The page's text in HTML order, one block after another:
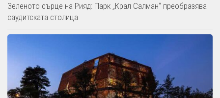
Зеленото сърце на Рияд: Парк „Крал Салман“ преобразява
саудитската столица